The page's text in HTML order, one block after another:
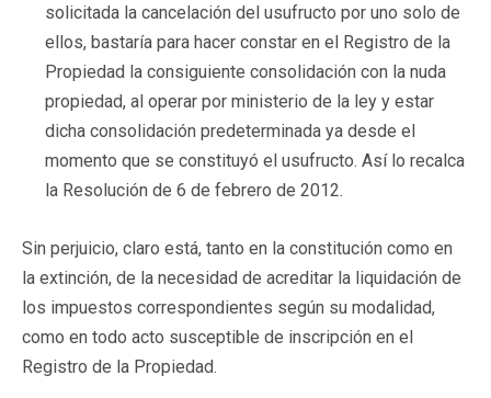
solicitada la cancelación del usufructo por uno solo de
ellos, bastaría para hacer constar en el Registro de la
Propiedad la consiguiente consolidación con la nuda
propiedad, al operar por ministerio de la ley y estar
dicha consolidación predeterminada ya desde el
momento que se constituyó el usufructo. Así lo recalca
la Resolución de 6 de febrero de 2012.
Sin perjuicio, claro está, tanto en la constitución como en
la extinción, de la necesidad de acreditar la liquidación de
los impuestos correspondientes según su modalidad,
como en todo acto susceptible de inscripción en el
Registro de la Propiedad.